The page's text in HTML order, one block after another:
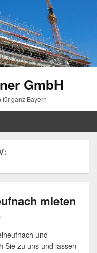
GmbH
für ganz Bayern
mieten
und
Sie zu uns und lassen